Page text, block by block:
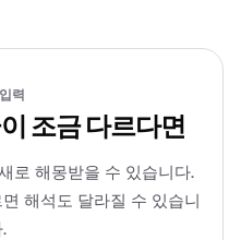
력
조금 다르다면
로 해몽받을 수 있습니다.
해석도 달라질 수 있습니